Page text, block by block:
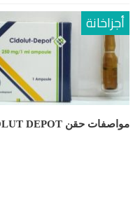
أجزاخانة
مواصفات حقن CIDOLUT DEPOT سيدولت ديبوت لتثبيت الحمل